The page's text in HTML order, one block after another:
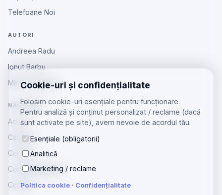
Cookie-uri și confidențialitate
Folosim cookie-uri esențiale pentru funcționare.
Pentru analiză și conținut personalizat / reclame (dacă
sunt activate pe site), avem nevoie de acordul tău.
Esențiale (obligatorii)
Analitică
Marketing / reclame
Politica cookie · Confidențialitate
Telefoane Noi
AUTORI
Andreea Radu
Ionut Barbu
Mircea Aiftincăi
NAVIGARE
Acasă
Căutare
Contact
Confidențialitate
Cookie